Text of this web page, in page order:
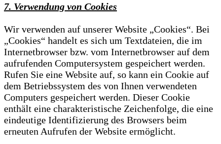
7. Verwendung von Cookies
Wir verwenden auf unserer Website „Cookies“. Bei
„Cookies“ handelt es sich um Textdateien, die im
Internetbrowser bzw. vom Internetbrowser auf dem
aufrufenden Computersystem gespeichert werden.
Rufen Sie eine Website auf, so kann ein Cookie auf
dem Betriebssystem des von Ihnen verwendeten
Computers gespeichert werden. Dieser Cookie
enthält eine charakteristische Zeichenfolge, die eine
eindeutige Identifizierung des Browsers beim
erneuten Aufrufen der Website ermöglicht.